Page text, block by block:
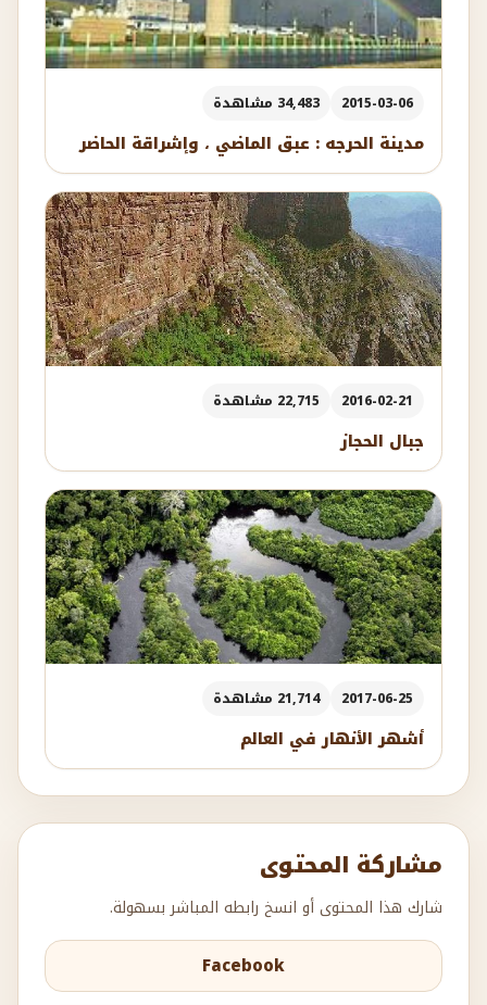
2015-03-06 34,483 مشاهدة
مدينة الحرجه : عبق الماضي ، وإشراقة الحاضر
2016-02-21 22,715 مشاهدة
جبال الحجاز
2017-06-25 21,714 مشاهدة
أشهر الأنهار في العالم
مشاركة المحتوى
شارك هذا المحتوى أو انسخ رابطه المباشر بسهولة.
Facebook